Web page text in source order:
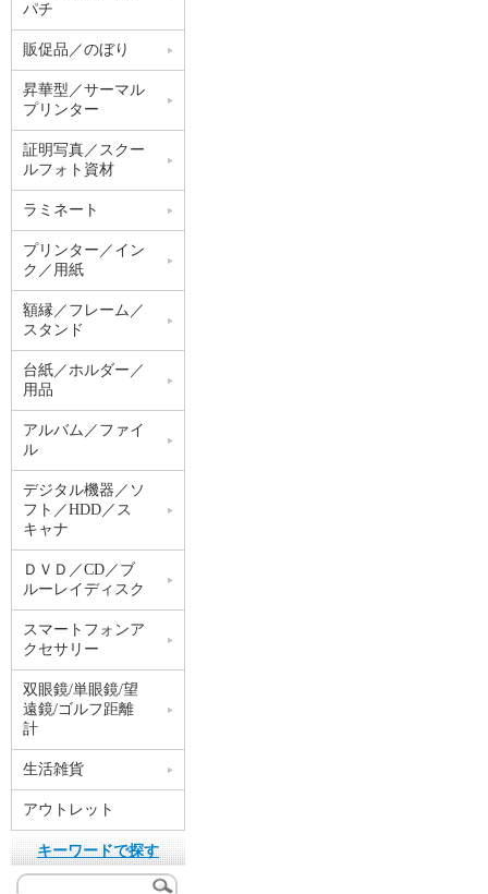
パチ
販促品／のぼり
昇華型／サーマル
プリンター
証明写真／スクー
ルフォト資材
ラミネート
プリンター／イン
ク／用紙
額縁／フレーム／
スタンド
台紙／ホルダー／
用品
アルバム／ファイ
ル
デジタル機器／ソ
フト／HDD／ス
キャナ
ＤＶＤ／CD／ブ
ルーレイディスク
スマートフォンア
クセサリー
双眼鏡/単眼鏡/望
遠鏡/ゴルフ距離
計
生活雑貨
アウトレット
キーワードで探す